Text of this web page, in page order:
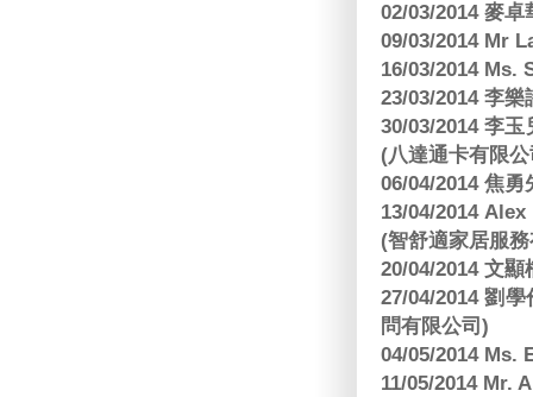
02/03/2014 麥
09/03/2014 Mr
16/03/2014 Ms.
23/03/2014 李
30/03/2014 李
(八達通卡有限
06/04/2014 焦
13/04/2014
(智舒適家居服
20/04/2014 文
27/04/2014 劉
問有限公司)
04/05/2014 Ms.
11/05/2014 Mr.